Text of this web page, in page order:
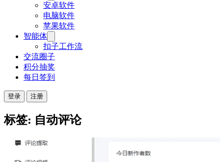
安卓软件
电脑软件
苹果软件
智能体
扣子工作流
交流圈子
积分抽奖
每日签到
登录 注册
标签: 自动评论